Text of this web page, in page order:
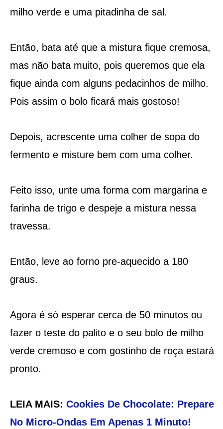
milho verde e uma pitadinha de sal.
Então, bata até que a mistura fique cremosa,
mas não bata muito, pois queremos que ela
fique ainda com alguns pedacinhos de milho.
Pois assim o bolo ficará mais gostoso!
Depois, acrescente uma colher de sopa do
fermento e misture bem com uma colher.
Feito isso, unte uma forma com margarina e
farinha de trigo e despeje a mistura nessa
travessa.
Então, leve ao forno pre-aquecido a 180
graus.
Agora é só esperar cerca de 50 minutos ou
fazer o teste do palito e o seu bolo de milho
verde cremoso e com gostinho de roça estará
pronto.
LEIA MAIS: Cookies De Chocolate: Prepare
No Micro-Ondas Em Apenas 1 Minuto!